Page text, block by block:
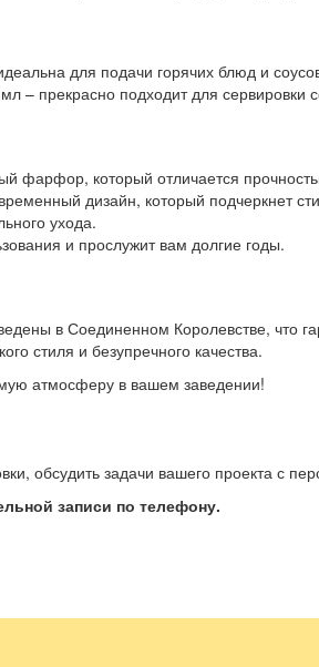
для подачи горячих блюд и
– прекрасно подходит для сервировки
фарфор, который отличается
дизайн, который подчеркнет
ухода.
и прослужит вам долгие годы.
в Соединенном Королевстве, что
стиля и безупречного качества.
атмосферу в вашем заведении!
обсудить задачи вашего проекта с
записи по телефону.